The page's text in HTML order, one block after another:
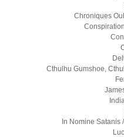
Chroniques
Cthulhu Gumshoe,
In Nomine Satanis